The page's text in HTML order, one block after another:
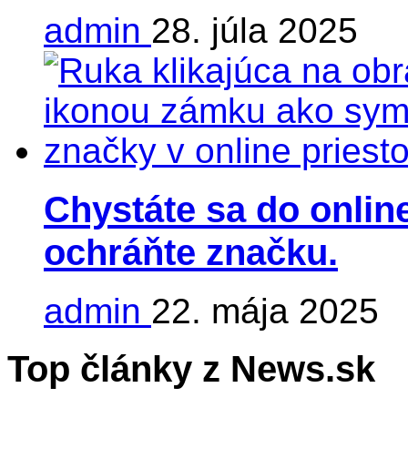
admin 28. júla 2025
Chystáte sa do
ochráňte značku.
admin 22. mája 2025
Top články z News.sk